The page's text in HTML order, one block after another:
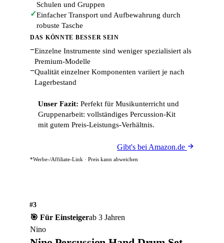
Schulen und Gruppen
✓Einfacher Transport und Aufbewahrung durch
robuste Tasche
DAS KÖNNTE BESSER SEIN
−Einzelne Instrumente sind weniger spezialisiert als
Premium-Modelle
−Qualität einzelner Komponenten variiert je nach
Lagerbestand
Unser Fazit: Perfekt für Musikunterricht und
Gruppenarbeit: vollständiges Percussion-Kit
mit gutem Preis-Leistungs-Verhältnis.
Gibt's bei Amazon.de
*Werbe-/Affiliate-Link · Preis kann abweichen
#3
🎯 Für Einsteigerab 3 Jahren
Nino